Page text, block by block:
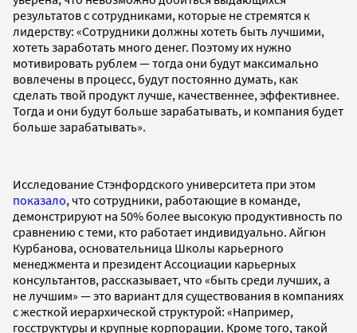
результатов с сотрудниками, которые не стремятся к
лидерству: «Сотрудники должны хотеть быть лучшими,
хотеть заработать много денег. Поэтому их нужно
мотивировать рублем — тогда они будут максимально
вовлечены в процесс, будут постоянно думать, как
сделать твой продукт лучше, качественнее, эффективнее.
Тогда и они будут больше зарабатывать, и компания будет
больше зарабатывать».
Исследование Стэнфордского университета при этом
показало, что сотрудники, работающие в команде,
демонстрируют на 50% более высокую продуктивность по
сравнению с теми, кто работает индивидуально. Айгюн
Курбанова, основательница Школы карьерного
менеджмента и президент Ассоциации карьерных
консультантов, рассказывает, что «быть среди лучших, а
не лучшим» — это вариант для существования в компаниях
с жесткой иерархической структурой: «Например,
госструктуры и крупные корпорации. Кроме того, такой